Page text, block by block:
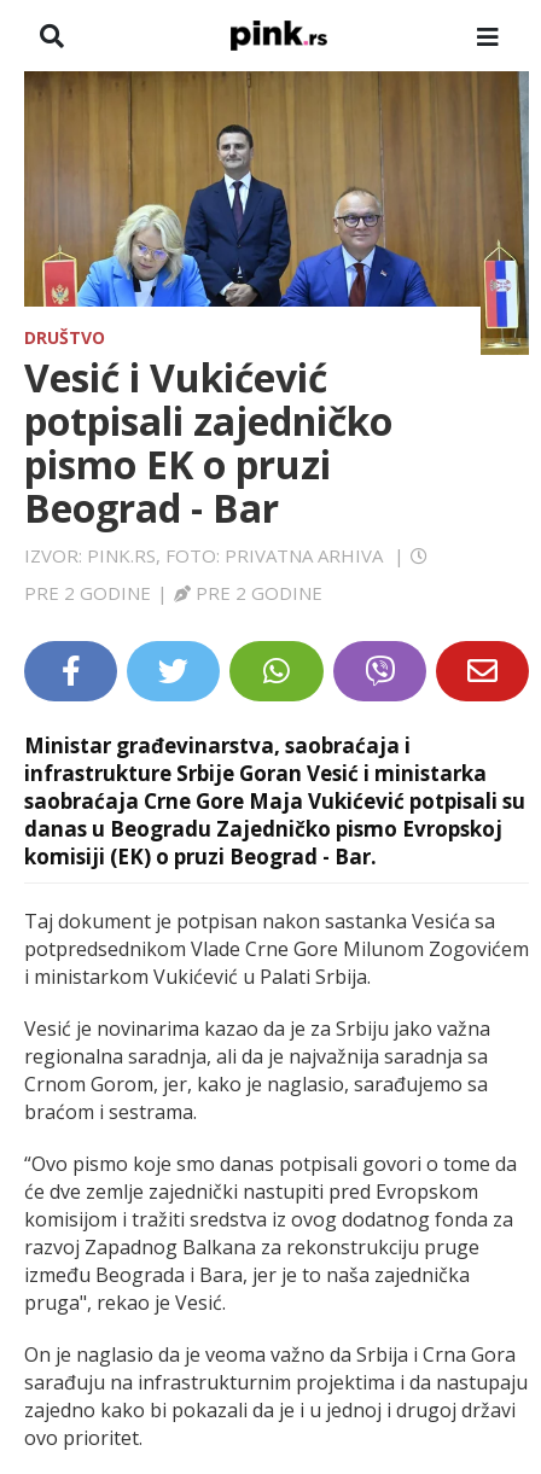
NASLOVNA
SHOWBIZ
HRONIKA
FARMERI
TV
SPORT
DRUŠTVO
Vesić i Vukićević
potpisali zajedničko
pismo EK o pruzi
Beograd - Bar
IZVOR: PINK.RS, FOTO: PRIVATNA ARHIVA
|
PRE 2 GODINE | PRE 2 GODINE
Ministar građevinarstva, saobraćaja i
infrastrukture Srbije Goran Vesić i ministarka
saobraćaja Crne Gore Maja Vukićević potpisali su
danas u Beogradu Zajedničko pismo Evropskoj
komisiji (EK) o pruzi Beograd - Bar.
Taj dokument je potpisan nakon sastanka Vesića sa
potpredsednikom Vlade Crne Gore Milunom Zogovićem
i ministarkom Vukićević u Palati Srbija.
Vesić je novinarima kazao da je za Srbiju jako važna
regionalna saradnja, ali da je najvažnija saradnja sa
Crnom Gorom, jer, kako je naglasio, sarađujemo sa
braćom i sestrama.
“Ovo pismo koje smo danas potpisali govori o tome da
će dve zemlje zajednički nastupiti pred Evropskom
komisijom i tražiti sredstva iz ovog dodatnog fonda za
razvoj Zapadnog Balkana za rekonstrukciju pruge
između Beograda i Bara, jer je to naša zajednička
pruga", rekao je Vesić.
On je naglasio da je veoma važno da Srbija i Crna Gora
sarađuju na infrastrukturnim projektima i da nastupaju
zajedno kako bi pokazali da je i u jednoj i drugoj državi
ovo prioritet.